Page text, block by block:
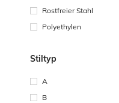
Rostfreier Stahl
Polyethylen
Stiltyp
A
B